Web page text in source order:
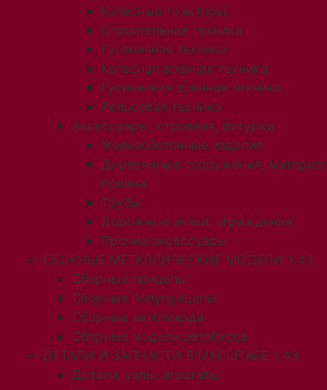
Колесные тракторы
Строительная техника
Гусеничная техника
Колесная военная техника
Гусеничная военная техника
Рельсовая техника
Аксессуары, строения, фигурки
Железобетонные изделия
Деревянные сооружения,
бревна
Трубы
Дорожные знаки, ограждения
Прочие аксессуары
СБОРНЫЕ МЕТАЛЛИЧЕСКИЕ МОДЕЛИ 1:43
Сборные прицепы
Сборные полуприцепы
Сборные автопоезда
Сборные модели автобусов
ДЕТАЛИ И ЗАПЧАСТИ В МАСШТАБЕ 1:43
Детали, узлы, агрегаты